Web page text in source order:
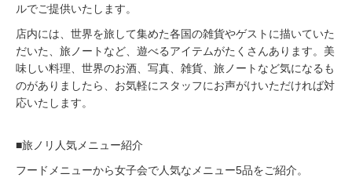
ルでご提供いたします。
店内には、世界を旅して集めた各国の雑貨やゲストに描いていた
だいた、旅ノートなど、遊べるアイテムがたくさんあります。美
味しい料理、世界のお酒、写真、雑貨、旅ノートなど気になるも
のがありましたら、お気軽にスタッフにお声がけいただければ対
応いたします。
■旅ノリ人気メニュー紹介
フードメニューから女子会で人気なメニュー5品をご紹介。